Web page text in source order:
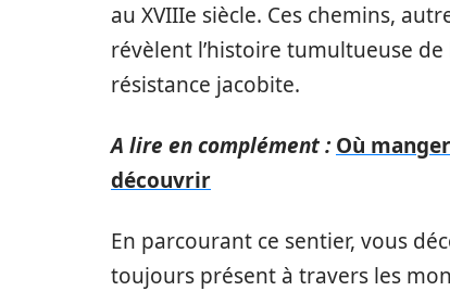
au XVIIIe siècle. Ces chemins,
révèlent l’histoire tumultueuse
résistance jacobite.
A lire en complément : Où
découvrir
En parcourant ce sentier, vous
toujours présent à travers les